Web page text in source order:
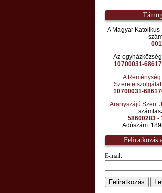
A Magyar
Az
10700031-
A
Szeretetszolgálat
10700031-
Aranyszájú Szent
58600283 -
Adószám:
Feliratkozás
E-mail: